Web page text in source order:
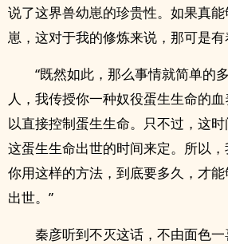
说了这界兽幼崽的珍贵性。如果真
崽，这对于我的修炼来说，那可是
“既然如此，那么事情就简单的
人，我传授你一种奴役蛋生生命的
以直接控制蛋生生命。只不过，这
这蛋生生命出世的时间来定。所以
你用这样的方法，到底要多久，才
出世。”
秦彦听到不灭这话，不由面色